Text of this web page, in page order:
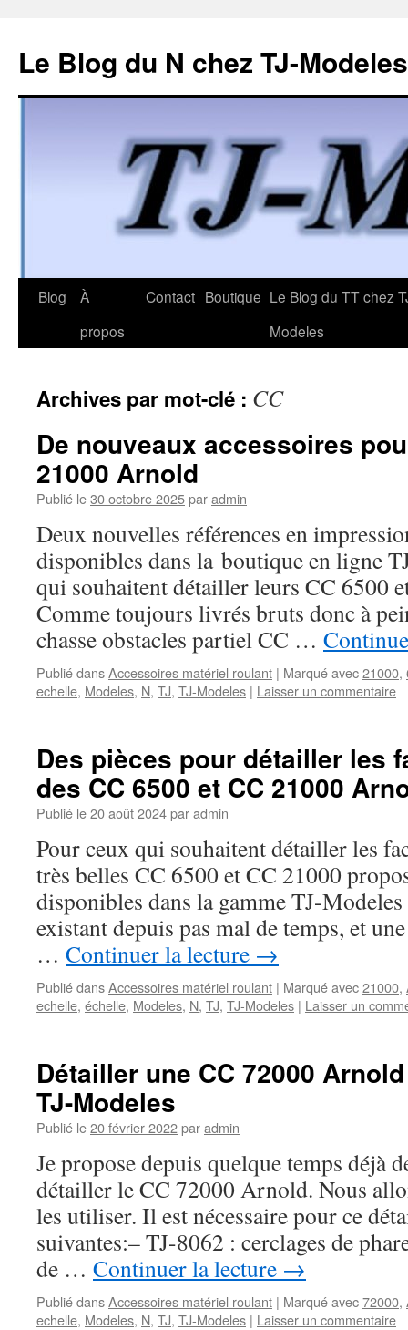
Le Blog du N chez TJ-Modeles
Aller
Blog
À
propos
Contact Boutique Le Blog du TT chez
Modeles
Archives par mot-clé : CC
De nouveaux accessoires
21000 Arnold
Publié le30 octobre 2025paradmin
Deux nouvelles références en
disponibles dans la boutique en ligne
qui souhaitent détailler leurs CC
Comme toujours livrés bruts donc à
chasse obstacles partiel CC …
Publié dansAccessoires matériel roulant | Marqué avec21000,
echelle, Modeles, N, TJ, TJ-Modeles | Laisser un commentaire
Des pièces pour détailler les
des CC 6500 et CC 21000
Publié le20 août 2024paradmin
Pour ceux qui souhaitent détailler les
très belles CC 6500 et CC 21000
disponibles dans la gamme TJ-
existant depuis pas mal de temps, et
… Continuer la lecture →
Publié dansAccessoires matériel roulant | Marqué avec21000,
echelle, échelle, Modeles, N, TJ, TJ-Modeles | Laisser un
Détailler une CC 72000
TJ-Modeles
Publié le20 février 2022paradmin
Je propose depuis quelque temps déjà
détailler le CC 72000 Arnold. Nous
les utiliser. Il est nécessaire pour ce
suivantes:– TJ-8062 : cerclages de
de … Continuer la lecture →
Publié dansAccessoires matériel roulant | Marqué avec72000,
echelle, Modeles, N, TJ, TJ-Modeles | Laisser un commentaire